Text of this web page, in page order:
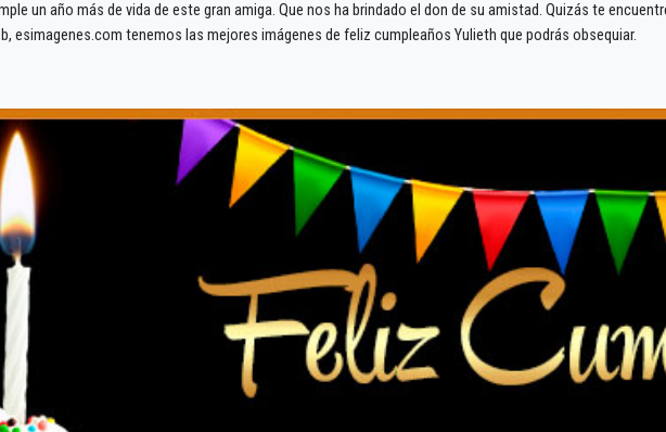
un año más de vida de este gran amiga. Que nos ha brindado el don de su amistad. Quizás te
esimagenes.com tenemos las mejores imágenes de feliz cumpleaños Yulieth que podrás obsequiar.